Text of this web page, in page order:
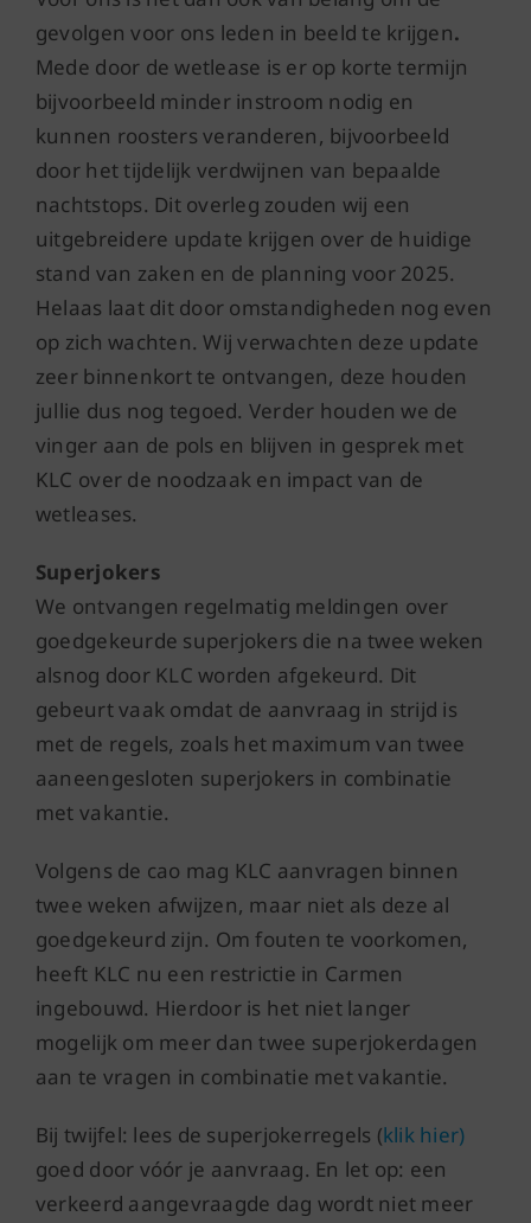
gevolgen voor ons leden in beeld te krijgen.
Mede door de wetlease is er op korte termijn
bijvoorbeeld minder instroom nodig en
kunnen roosters veranderen, bijvoorbeeld
door het tijdelijk verdwijnen van bepaalde
nachtstops. Dit overleg zouden wij een
uitgebreidere update krijgen over de huidige
stand van zaken en de planning voor 2025.
Helaas laat dit door omstandigheden nog even
op zich wachten. Wij verwachten deze update
zeer binnenkort te ontvangen, deze houden
jullie dus nog tegoed. Verder houden we de
vinger aan de pols en blijven in gesprek met
KLC over de noodzaak en impact van de
wetleases.
Superjokers
We ontvangen regelmatig meldingen over
goedgekeurde superjokers die na twee weken
alsnog door KLC worden afgekeurd. Dit
gebeurt vaak omdat de aanvraag in strijd is
met de regels, zoals het maximum van twee
aaneengesloten superjokers in combinatie
met vakantie.
Volgens de cao mag KLC aanvragen binnen
twee weken afwijzen, maar niet als deze al
goedgekeurd zijn. Om fouten te voorkomen,
heeft KLC nu een restrictie in Carmen
ingebouwd. Hierdoor is het niet langer
mogelijk om meer dan twee superjokerdagen
aan te vragen in combinatie met vakantie.
Bij twijfel: lees de superjokerregels (klik hier)
goed door vóór je aanvraag. En let op: een
verkeerd aangevraagde dag wordt niet meer